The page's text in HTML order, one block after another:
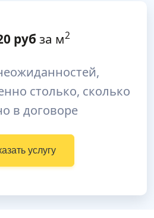
руб за м2
столько, сколько
в договоре
услугу